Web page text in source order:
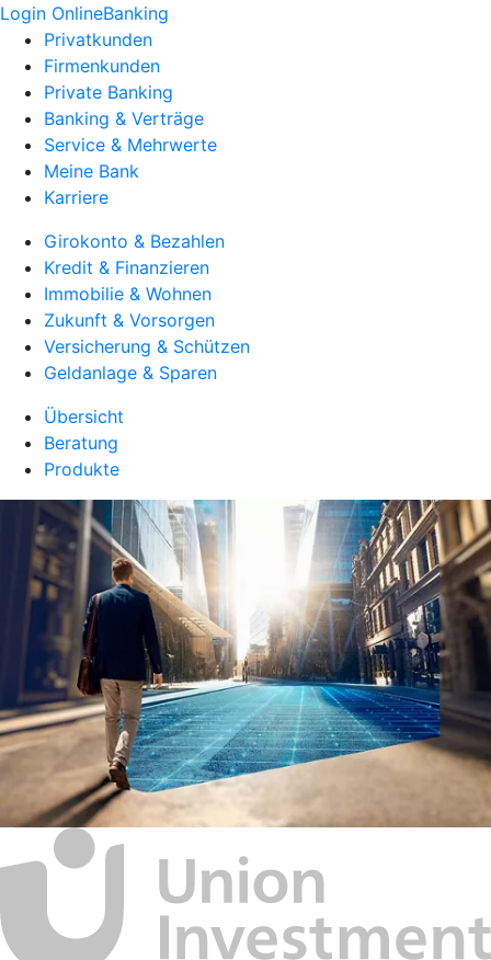
Login OnlineBanking
Privatkunden
Firmenkunden
Private Banking
Banking & Verträge
Service & Mehrwerte
Meine Bank
Karriere
Girokonto & Bezahlen
Kredit & Finanzieren
Immobilie & Wohnen
Zukunft & Vorsorgen
Versicherung & Schützen
Geldanlage & Sparen
Übersicht
Beratung
Produkte